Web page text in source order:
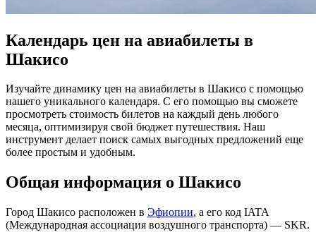
Календарь цен на авиабилеты в
Шакисо
Изучайте динамику цен на авиабилеты в Шакисо с помощью
нашего уникального календаря. С его помощью вы сможете
просмотреть стоимость билетов на каждый день любого
месяца, оптимизируя свой бюджет путешествия. Наш
инструмент делает поиск самых выгодных предложений еще
более простым и удобным.
Общая информация о Шакисо
Город Шакисо расположен в Эфиопии, а его код IATA
(Международная ассоциация воздушного транспорта) — SKR.